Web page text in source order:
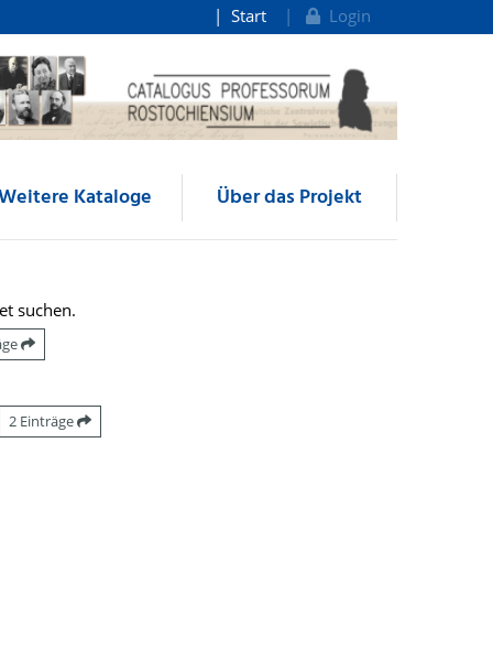
Start Login
Kataloge Über das Projekt
suchen.
2 Einträge